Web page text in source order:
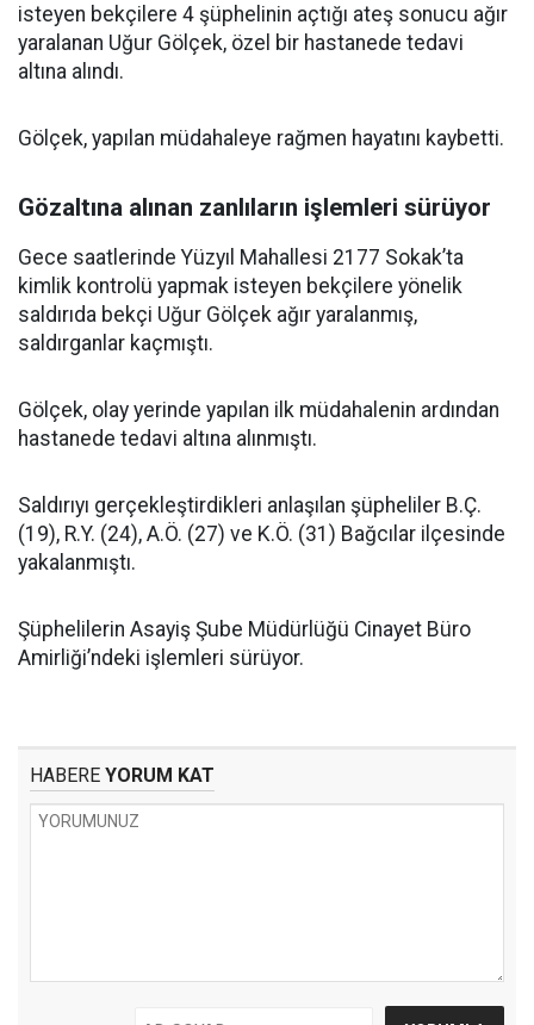
isteyen bekçilere 4 şüphelinin açtığı ateş sonucu ağır
yaralanan Uğur Gölçek, özel bir hastanede tedavi
altına alındı.
Gölçek, yapılan müdahaleye rağmen hayatını kaybetti.
Gözaltına alınan zanlıların işlemleri sürüyor
Gece saatlerinde Yüzyıl Mahallesi 2177 Sokak’ta
kimlik kontrolü yapmak isteyen bekçilere yönelik
saldırıda bekçi Uğur Gölçek ağır yaralanmış,
saldırganlar kaçmıştı.
Gölçek, olay yerinde yapılan ilk müdahalenin ardından
hastanede tedavi altına alınmıştı.
Saldırıyı gerçekleştirdikleri anlaşılan şüpheliler B.Ç.
(19), R.Y. (24), A.Ö. (27) ve K.Ö. (31) Bağcılar ilçesinde
yakalanmıştı.
Şüphelilerin Asayiş Şube Müdürlüğü Cinayet Büro
Amirliği’ndeki işlemleri sürüyor.
HABERE YORUM KAT